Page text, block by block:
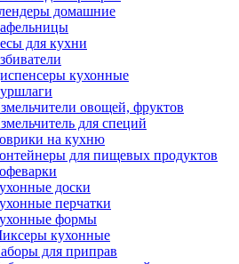
домашние
для кухни
кухонные
овощей, фруктов
для специй
на кухню
для пищевых продуктов
доски
перчатки
формы
кухонные
для приправ